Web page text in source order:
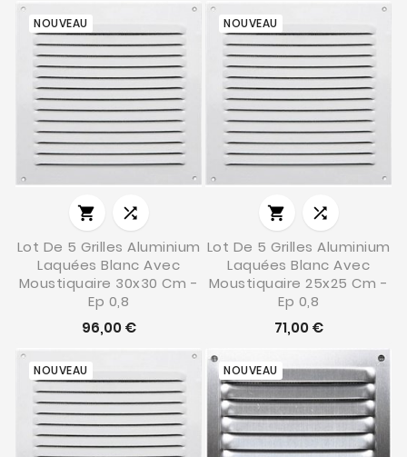
NOUVEAU


Lot De 5 Grilles Aluminium
Laquées Blanc Avec
Moustiquaire 30x30 Cm -
Ep 0,8
96,00 €
NOUVEAU


Lot De 5 Grilles Aluminium
Laquées Blanc Avec
Moustiquaire 25x25 Cm -
Ep 0,8
71,00 €
NOUVEAU NOUVEAU